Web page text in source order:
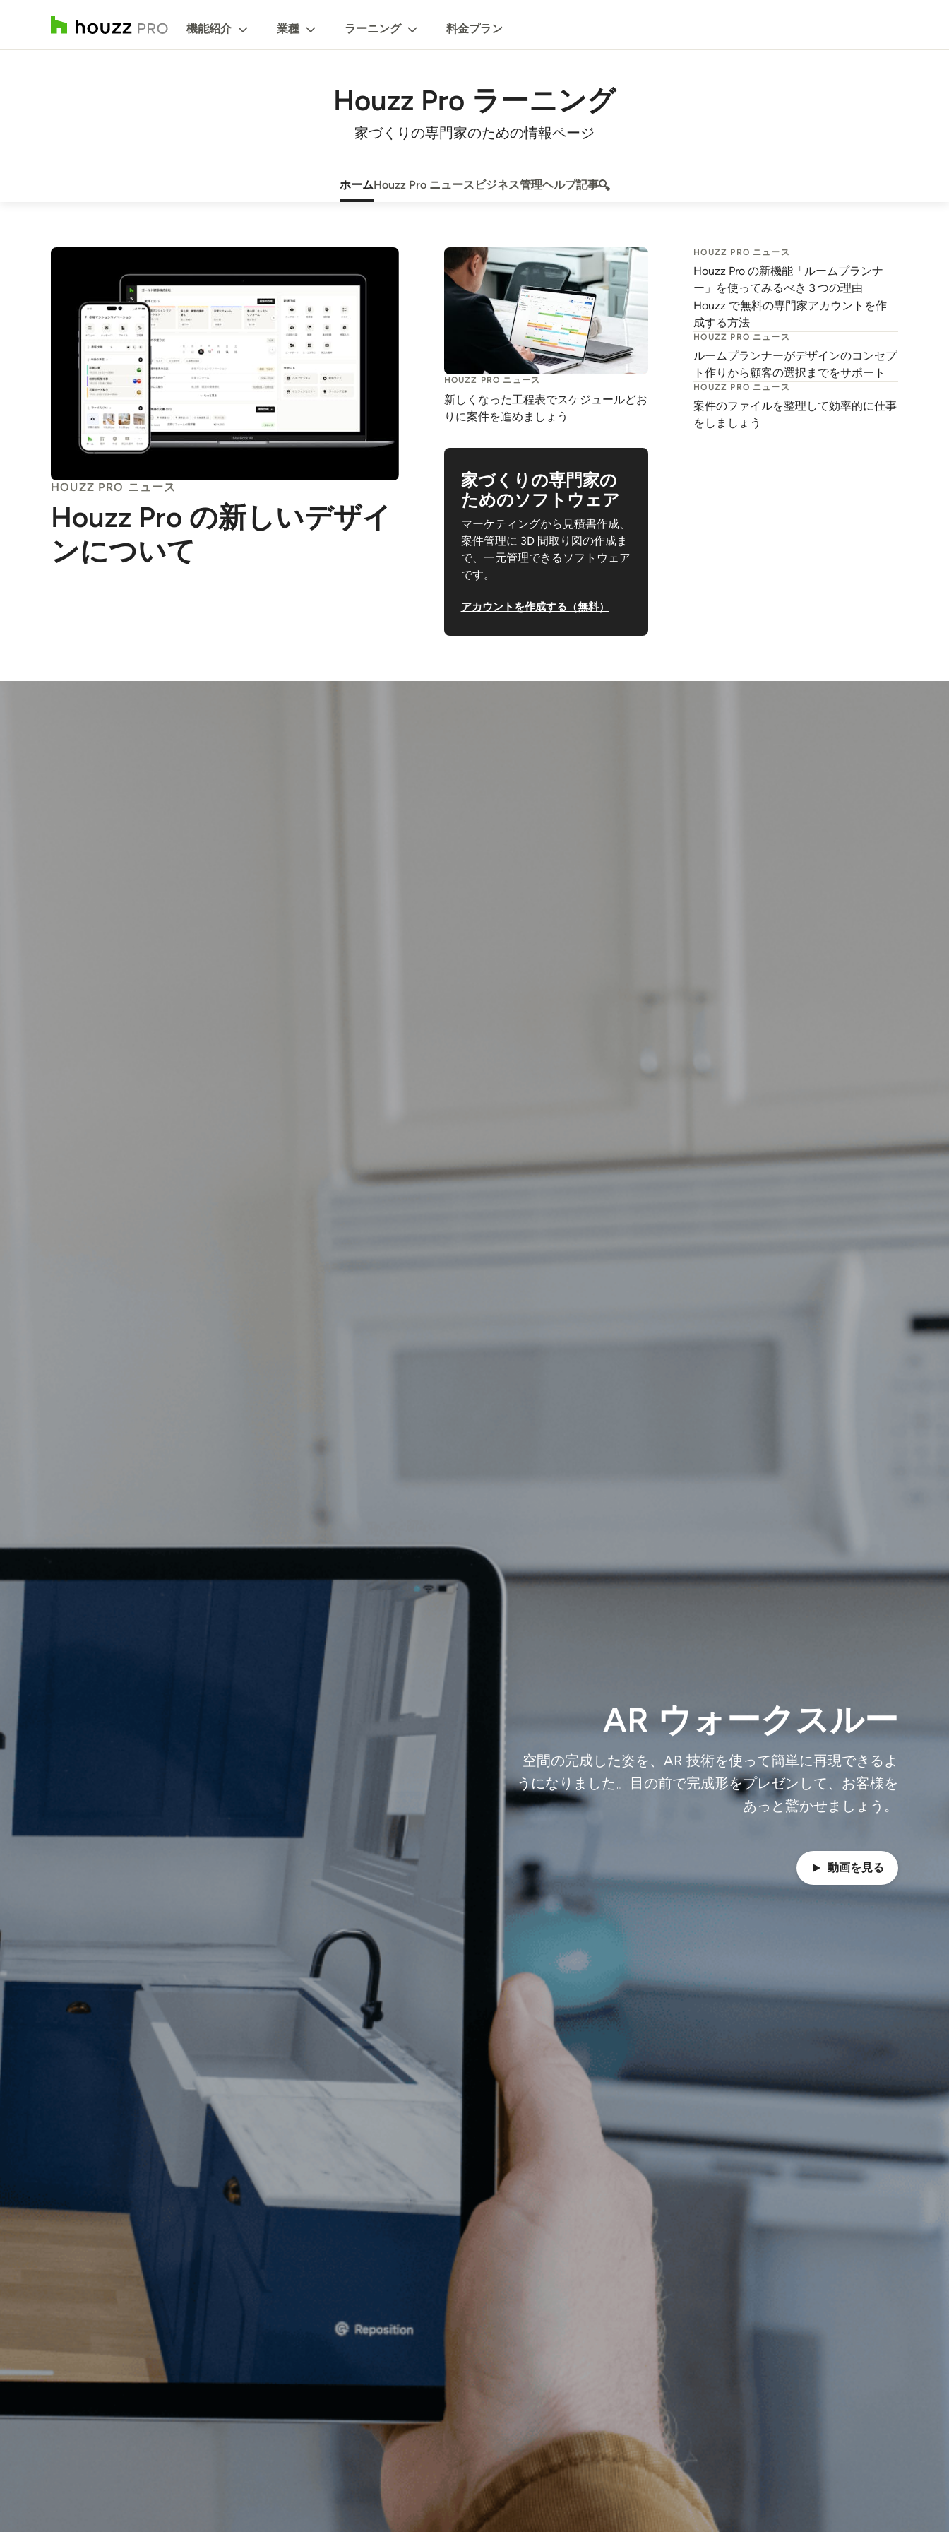
機能紹介 業種 ラーニング 料金プラン
Houzz Pro ラーニング
家づくりの専門家のための情報ページ
ホームHouzz Pro ニュース ビジネス管理ヘルプ記事
HOUZZ PRO ニュース
Houzz Pro の新しいデザイ
ンについて
HOUZZ PRO ニュース
新しくなった工程表でスケジュールどお
りに案件を進めましょう
家づくりの専門家の
ためのソフトウェア
マーケティングから見積書作成、
案件管理に 3D 間取り図の作成ま
で、一元管理できるソフトウェア
です。
アカウントを作成する（無料）
HOUZZ PRO ニュース
Houzz Pro の新機能「ルームプランナ
ー」を使ってみるべき３つの理由
Houzz で無料の専門家アカウントを作
成する方法
HOUZZ PRO ニュース
ルームプランナーがデザインのコンセプ
ト作りから顧客の選択までをサポート
HOUZZ PRO ニュース
案件のファイルを整理して効率的に仕事
をしましょう
AR ウォークスルー
空間の完成した姿を、AR 技術を使って簡単に再現できるよ
うになりました。目の前で完成形をプレゼンして、お客様を
あっと驚かせましょう。
動画を見る